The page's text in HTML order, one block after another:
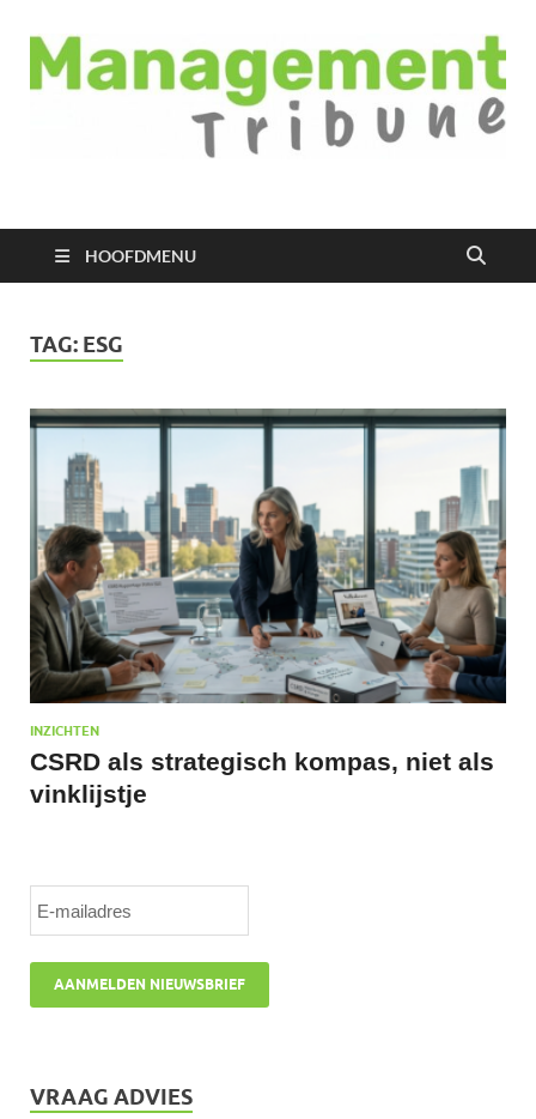
Managementtribune
HOOFDMENU
TAG: ESG
INZICHTEN
CSRD als strategisch kompas, niet als
vinklijstje
VRAAG ADVIES